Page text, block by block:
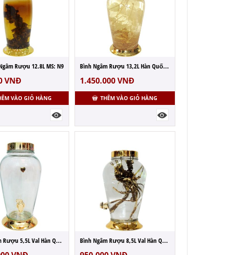
Rượu 12.8L MS: N9
VNĐ
VÀO GIỎ HÀNG
Bình Ngâm Rượu 13,2L Hàn Quốc - MS: N6
1.450.000VNĐ
THÊM VÀO GIỎ HÀNG
Bình Ngâm Rượu 5,5L Val Hàn Quốc - MS: N109 Bình Ngâm Rượu 8,5L Val Hàn Quốc - MS: N80